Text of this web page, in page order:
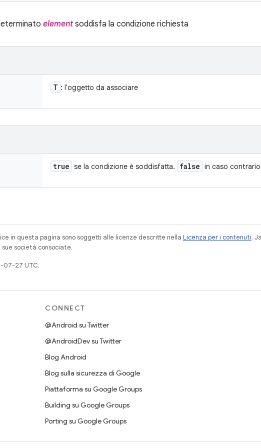
elementsoddisfa la condizione richiesta
T : l'oggetto da associare
true se la condizione è soddisfatta. false in caso
in questa pagina sono soggetti alle licenze descritte nella Licenza per i contenuti.
società consociate.
07-27 UTC.
CONNECT
@Android su Twitter
@AndroidDev su Twitter
Blog Android
Blog sulla sicurezza di Google
Piattaforma su Google Groups
Building su Google Groups
Porting su Google Groups